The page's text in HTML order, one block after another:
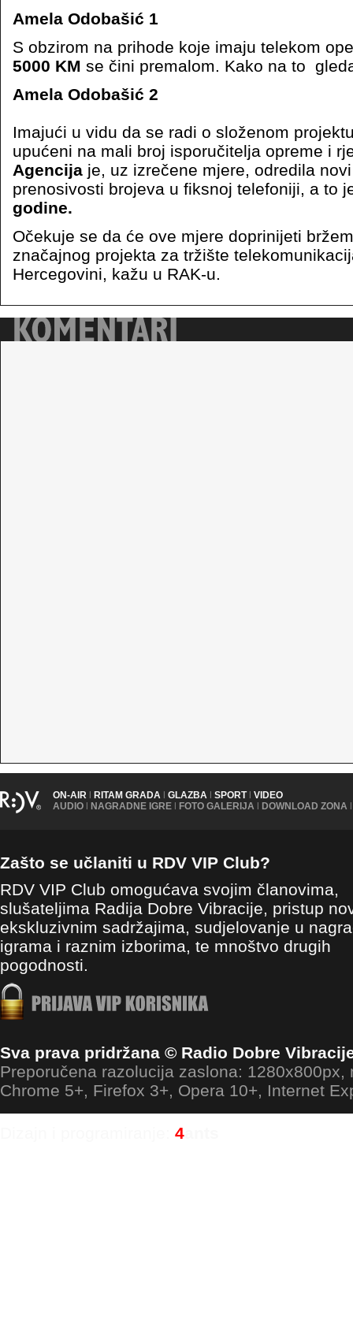
Amela Odobašić 1
S obzirom na prihode koje imaju telekom
5000 KM se čini premalom. Kako na to
Amela Odobašić 2
Imajući u vidu da se radi o složenom
upućeni na mali broj isporučitelja opreme i
Agencija je, uz izrečene mjere, odredila
prenosivosti brojeva u fiksnoj telefoniji, a to
godine.
Očekuje se da će ove mjere doprinijeti
značajnog projekta za tržište
Hercegovini, kažu u RAK-u.
ON-AIR | RITAM GRADA | GLAZBA | SPORT | VIDEO
AUDIO | NAGRADNE IGRE | FOTO GALERIJA | DOWNLOAD ZONA |
Zašto se učlaniti u RDV VIP Club?
RDV VIP Club omogućava svojim članovima,
slušateljima Radija Dobre Vibracije, pristup
ekskluzivnim sadržajima, sudjelovanje u
igrama i raznim izborima, te mnoštvo drugih
pogodnosti.
Sva prava pridržana © Radio Dobre
Preporučena razolucija zaslona: 1280x800px,
Chrome 5+, Firefox 3+, Opera 10+, Internet
4